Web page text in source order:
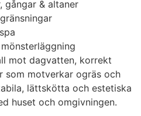
gångar & altaner
mot dagvatten, korrekt
som motverkar ogräs och
lättskötta och estetiska
huset och omgivningen.